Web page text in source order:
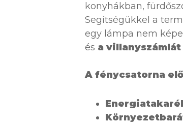
konyhákban,
Segítségükkel a
egy lámpa nem
és a
A fénycsatorna